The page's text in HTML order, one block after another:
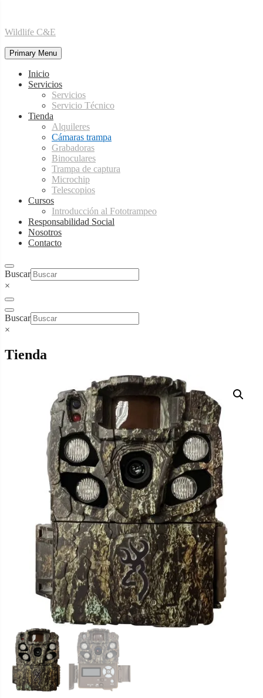
Skip
content
Wildlife C&E
Primary Menu
Inicio
Servicios
Servicios
Servicio Técnico
Tienda
Alquileres
Cámaras trampa
Grabadoras
Binoculares
Trampa de captura
Microchip
Telescopios
Cursos
Introducción al Fototrampeo
Responsabilidad Social
Nosotros
Contacto
Buscar
×
Buscar
×
Tienda